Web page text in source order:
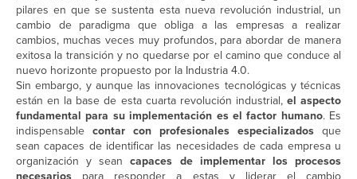
pilares en que se sustenta esta nueva revolución industrial, un
cambio de paradigma que obliga a las empresas a realizar
cambios, muchas veces muy profundos, para abordar de manera
exitosa la transición y no quedarse por el camino que conduce al
nuevo horizonte propuesto por la Industria 4.0.
Sin embargo, y aunque las innovaciones tecnológicas y técnicas
están en la base de esta cuarta revolución industrial, el aspecto
fundamental para su implementación es el factor humano. Es
indispensable contar con profesionales especializados que
sean capaces de identificar las necesidades de cada empresa u
organización y seancapaces de implementar los procesos